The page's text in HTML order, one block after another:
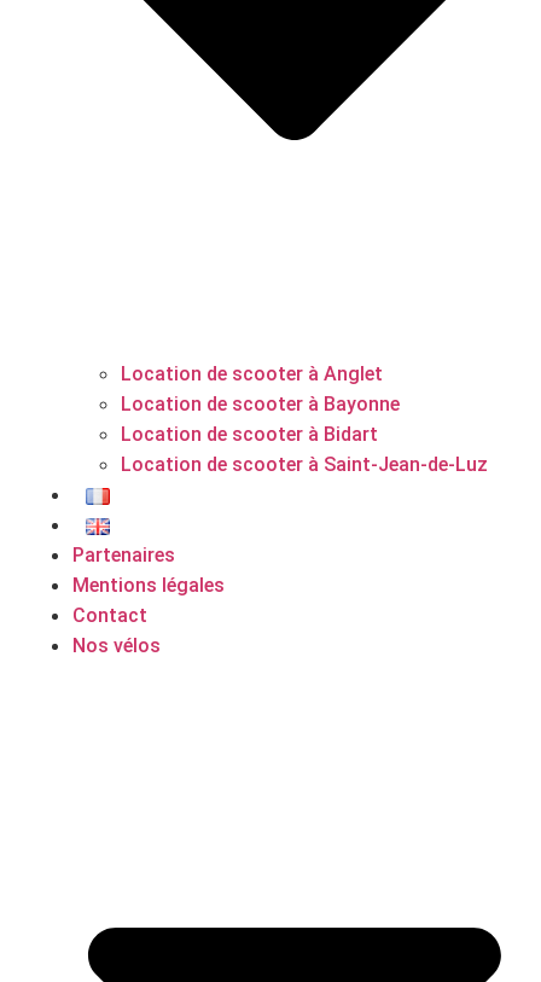
Location de scooter à Anglet
Location de scooter à Bayonne
Location de scooter à Bidart
Location de scooter à Saint-Jean-de-Luz
Partenaires
Mentions légales
Contact
Nos vélos